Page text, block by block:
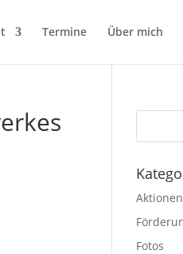
Termine Über mich
Aktionen
Fotos